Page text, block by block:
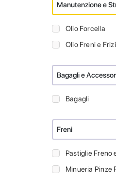
Manutenzione e
Olio Forcella
Olio Freni e
Bagagli e
Bagagli
Freni
Pastiglie Freno
Minueria Pinze